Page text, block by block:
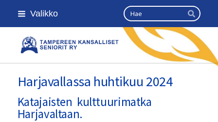
Siirry
sivun
Valikko Haku
Hae
Kansallinen senioriliitto
Harjavallassa huhtikuu 2024
Katajaisten kulttuurimatka
Harjavaltaan.